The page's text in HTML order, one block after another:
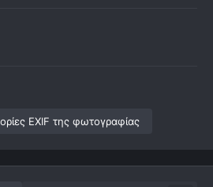
EXIF της φωτογραφίας